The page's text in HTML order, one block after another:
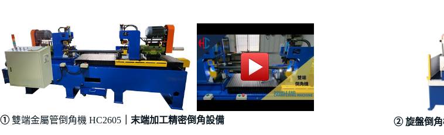
① 雙端金屬管倒角機 HC2605 ｜末端加工精密倒角設備 ② 旋盤倒角